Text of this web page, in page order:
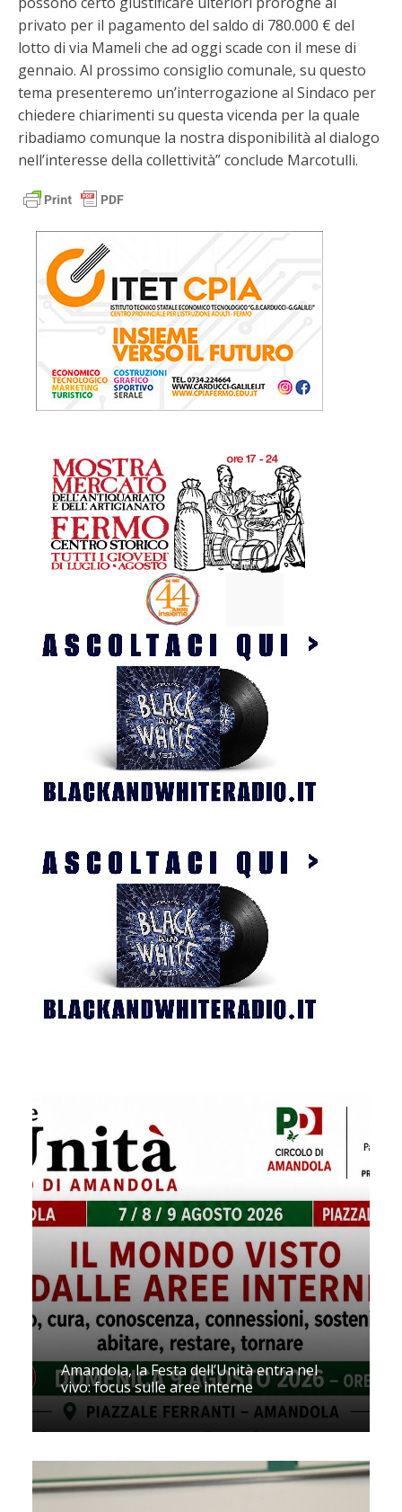
privato per il pagamento del saldo di 780.000 € del
lotto di via Mameli che ad oggi scade con il mese di
gennaio. Al prossimo consiglio comunale, su questo
tema presenteremo un’interrogazione al Sindaco per
chiedere chiarimenti su questa vicenda per la quale
ribadiamo comunque la nostra disponibilità al dialogo
nell’interesse della collettività” conclude Marcotulli.
Amandola, la Festa dell’Unità entra nel
vivo: focus sulle aree interne